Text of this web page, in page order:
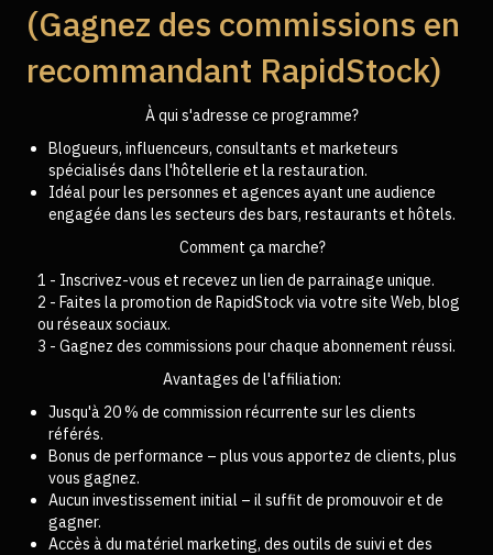
(Gagnez des commissions en
recommandant RapidStock)
À qui s'adresse ce programme?
Blogueurs, influenceurs, consultants et marketeurs
spécialisés dans l'hôtellerie et la restauration.
Idéal pour les personnes et agences ayant une audience
engagée dans les secteurs des bars, restaurants et hôtels.
Comment ça marche?
1 - Inscrivez-vous et recevez un lien de parrainage unique.
2 - Faites la promotion de RapidStock via votre site Web, blog
ou réseaux sociaux.
3 - Gagnez des commissions pour chaque abonnement réussi.
Avantages de l'affiliation:
Jusqu'à 20 % de commission récurrente sur les clients
référés.
Bonus de performance – plus vous apportez de clients, plus
vous gagnez.
Aucun investissement initial – il suffit de promouvoir et de
gagner.
Accès à du matériel marketing, des outils de suivi et des